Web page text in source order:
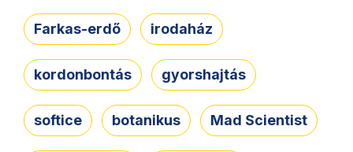
Farkas-erdő irodaház
kordonbontás gyorshajtás
softice botanikus Mad Scientist